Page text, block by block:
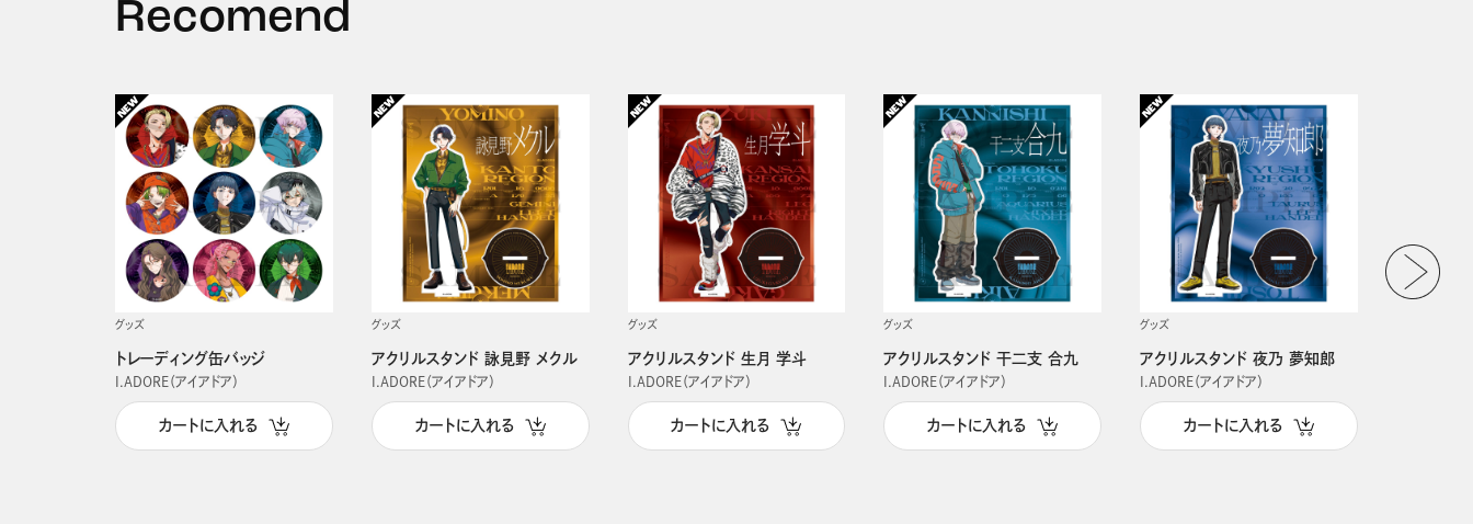
Recomend
グッズ
トレーディング缶バッジ
I.ADORE（アイアドア）
カートに入れる
グッズ
アクリルスタンド 詠見野 メクル
I.ADORE（アイアドア）
カートに入れる
グッズ
アクリルスタンド 生月 学斗
I.ADORE（アイアドア）
カートに入れる
グッズ
アクリルスタンド 干二支 合九
I.ADORE（アイアドア）
カートに入れる
グッズ
アクリルスタンド 夜乃 夢知郎
I.ADORE（アイアドア）
カートに入れる